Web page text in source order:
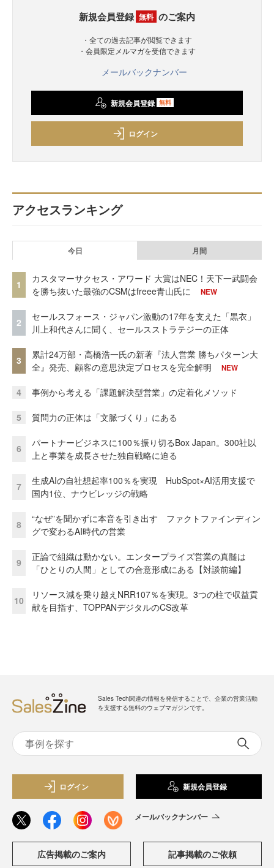
新規会員登録 無料 のご案内
・全ての過去記事が閲覧できます
・会員限定メルマガを受信できます
メールバックナンバー
新規会員登録 無料
ログイン
アクセスランキング
今日 月間
1
カスタマーサクセス・アワード 大賞はNEC！天下一武闘会
を勝ち抜いた最強のCSMはfreee青山氏に
NEW
2
セールスフォース・ジャパン激動の17年を支えた「黒衣」
川上和代さんに聞く、セールスストラテジーの正体
3
累計24万部・高橋浩一氏の新著『法人営業 勝ちパターン大
全』発売、顧客の意思決定プロセスを完全解明
NEW
4 事例から考える「課題解決型営業」の定着化メソッド
5 質問力の正体は「文脈づくり」にある
6
パートナービジネスに100％振り切るBox Japan。300社以
上と事業を成長させた独自戦略に迫る
7
生成AIの自社想起率100％を実現 HubSpot×AI活用支援で
国内1位、ナウビレッジの戦略
8
“なぜ”を聞かずに本音を引き出す ファクトファインディン
グで変わるAI時代の営業
9
正論で組織は動かない。エンタープライズ営業の真髄は
「ひとりの人間」としての合意形成にある【対談前編】
10
リソース減を乗り越えNRR107％を実現。3つの柱で収益貢
献を目指す、TOPPANデジタルのCS改革
Sales Tech関連の情報を発信することで、企業の営業活動
を支援する無料のウェブマガジンです。
ログイン 新規会員登録
メールバックナンバー
広告掲載のご案内 記事掲載のご依頼